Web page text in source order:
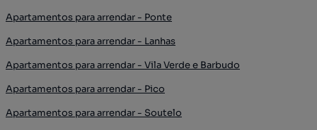
Apartamentos para arrendar - Ponte
Apartamentos para arrendar - Lanhas
Apartamentos para arrendar - Vila Verde e Barbudo
Apartamentos para arrendar - Pico
Apartamentos para arrendar - Soutelo